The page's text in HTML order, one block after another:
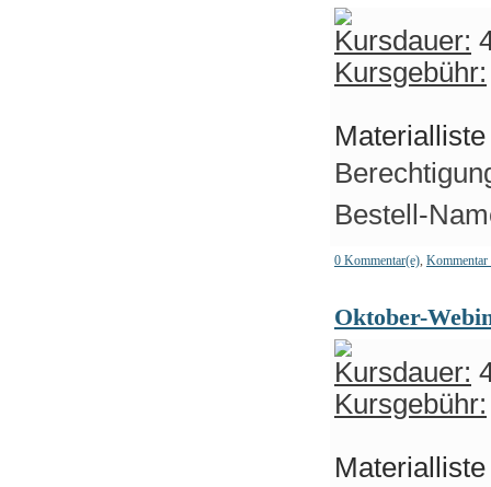
Kursdauer:
Kursgebühr:
Bestell-
0 Kommentar(e), Kommentar
Oktober-
Kursdauer:
Kursgebühr: